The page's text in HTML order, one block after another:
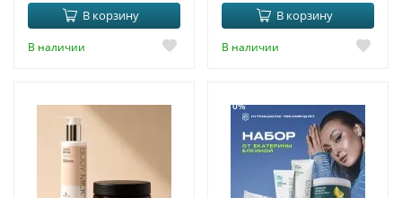
В корзину
В наличии
В корзину
В наличии
-10%